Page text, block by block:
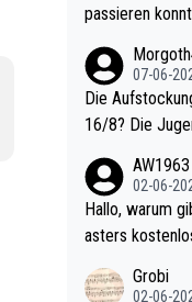
passieren
07-06-
Die
16/8? Die Jugendspiele waren letztes Jahr durchaus sehr kur
l. Allerdings ist Mitchell Lawrie als Nummer 1 der Welt eh quali
fiziert. Somit
eisters erstmal nichts. Ich denke sie
d wohl wenig
AW1963
02-06-
Hallo, warum gibt es keinen Hinweis, dass die Nordic Darts M
asters
Grobi
02-06-